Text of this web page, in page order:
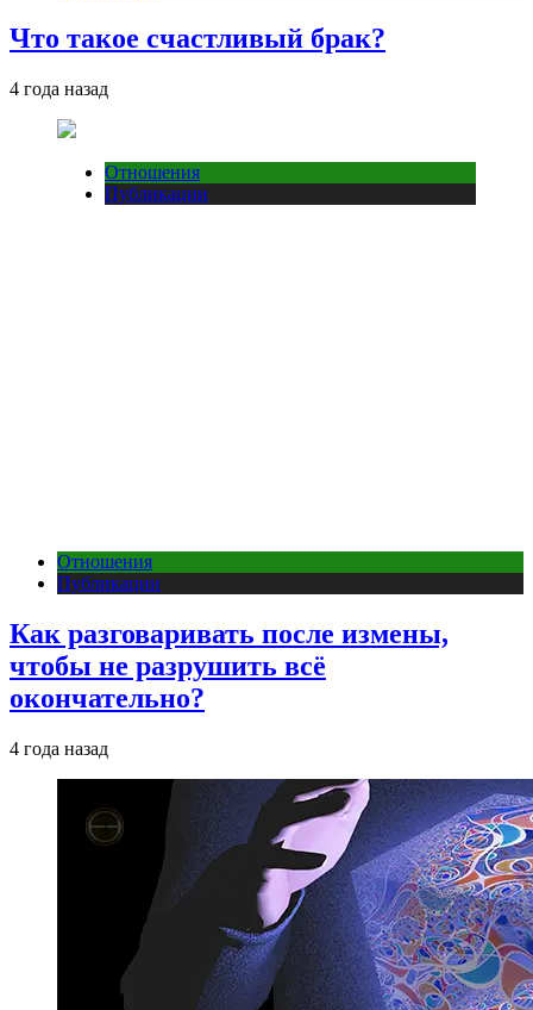
Что такое счастливый брак?
4 года назад
Отношения
Публикации
Отношения
Публикации
Как разговаривать после измены,
чтобы не разрушить всё
окончательно?
4 года назад